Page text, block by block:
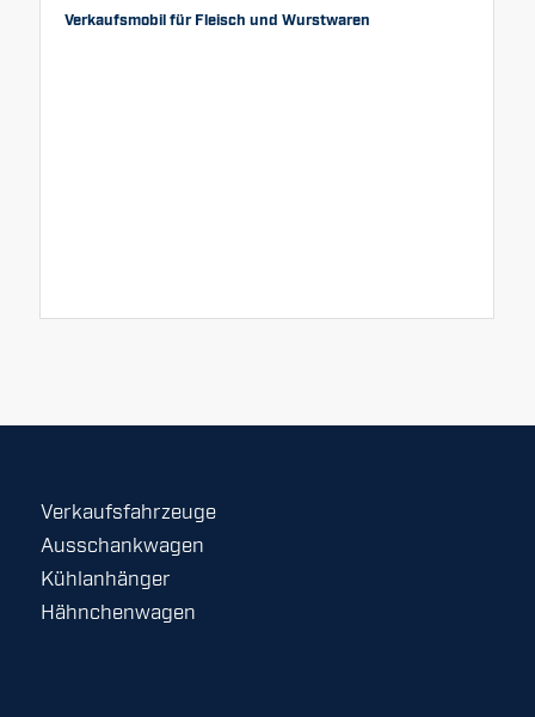
Verkaufsmobil für Fleisch und Wurstwaren
Verkaufsfahrzeuge
Ausschankwagen
Kühlanhänger
Hähnchenwagen